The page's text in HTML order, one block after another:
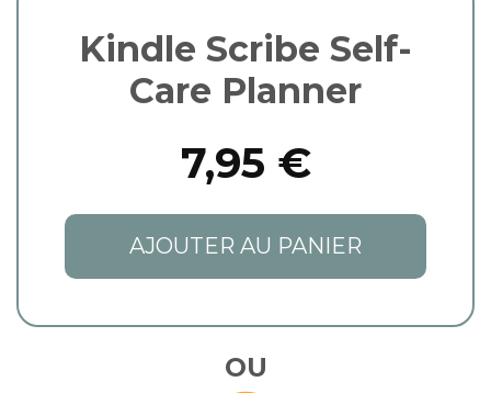
Kindle Scribe Self-
Care Planner
7,95 €
AJOUTER AU PANIER
OU